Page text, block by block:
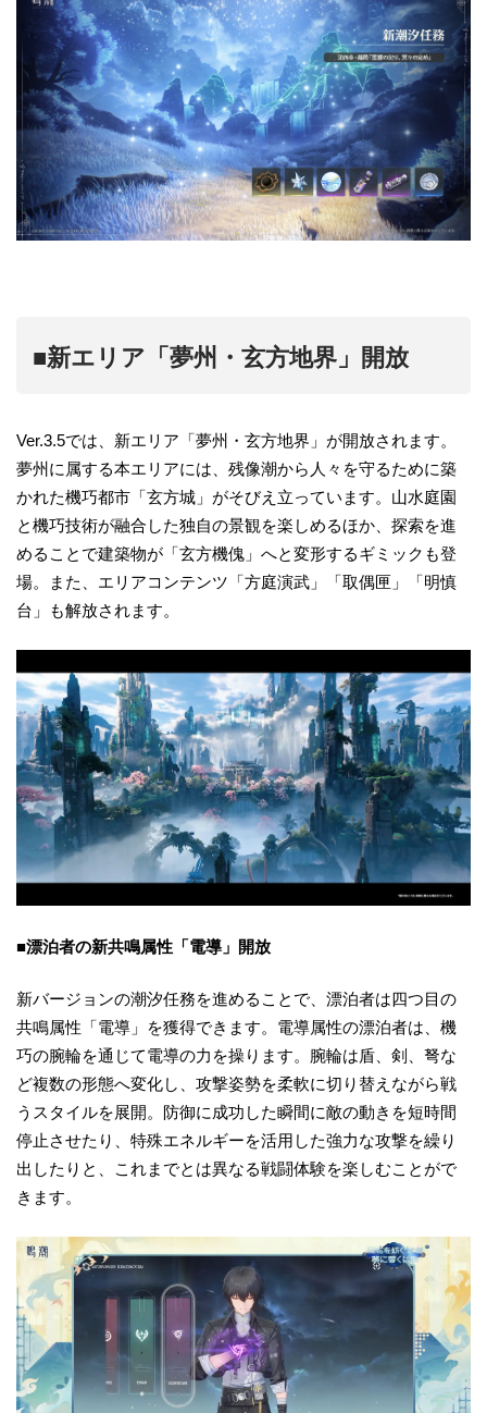
■新エリア「夢州・玄方地界」開放
Ver.3.5では、新エリア「夢州・玄方地界」が開放されます。
夢州に属する本エリアには、残像潮から人々を守るために築
かれた機巧都市「玄方城」がそびえ立っています。山水庭園
と機巧技術が融合した独自の景観を楽しめるほか、探索を進
めることで建築物が「玄方機傀」へと変形するギミックも登
場。また、エリアコンテンツ「方庭演武」「取偶匣」「明慎
台」も解放されます。
■漂泊者の新共鳴属性「電導」開放
新バージョンの潮汐任務を進めることで、漂泊者は四つ目の
共鳴属性「電導」を獲得できます。電導属性の漂泊者は、機
巧の腕輪を通じて電導の力を操ります。腕輪は盾、剣、弩な
ど複数の形態へ変化し、攻撃姿勢を柔軟に切り替えながら戦
うスタイルを展開。防御に成功した瞬間に敵の動きを短時間
停止させたり、特殊エネルギーを活用した強力な攻撃を繰り
出したりと、これまでとは異なる戦闘体験を楽しむことがで
きます。